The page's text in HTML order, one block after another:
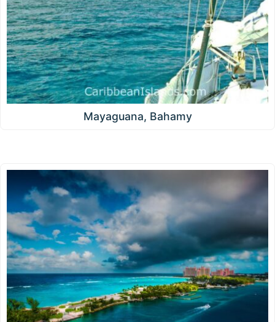
Mayaguana, Bahamy